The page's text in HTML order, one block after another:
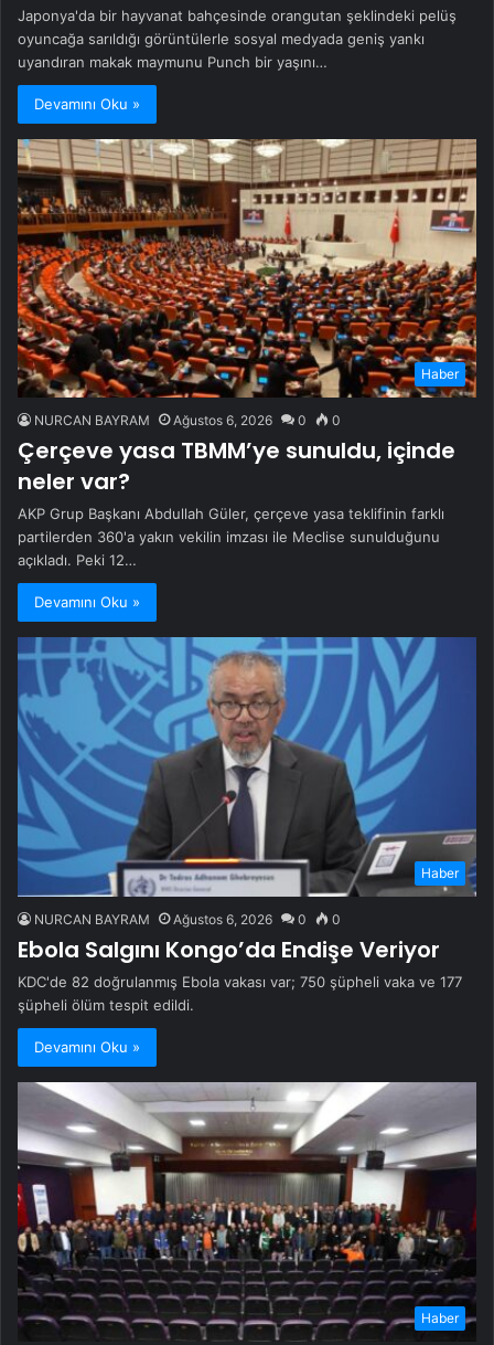
Japonya'da bir hayvanat bahçesinde orangutan şeklindeki pelüş
oyuncağa sarıldığı görüntülerle sosyal medyada geniş yankı
uyandıran makak maymunu Punch bir yaşını…
Devamını Oku »
Haber
NURCAN BAYRAM Ağustos 6, 2026 0 0
Çerçeve yasa TBMM’ye sunuldu, içinde
neler var?
AKP Grup Başkanı Abdullah Güler, çerçeve yasa teklifinin farklı
partilerden 360'a yakın vekilin imzası ile Meclise sunulduğunu
açıkladı. Peki 12…
Devamını Oku »
Haber
NURCAN BAYRAM Ağustos 6, 2026 0 0
Ebola Salgını Kongo’da Endişe Veriyor
KDC'de 82 doğrulanmış Ebola vakası var; 750 şüpheli vaka ve 177
şüpheli ölüm tespit edildi.
Devamını Oku »
Haber